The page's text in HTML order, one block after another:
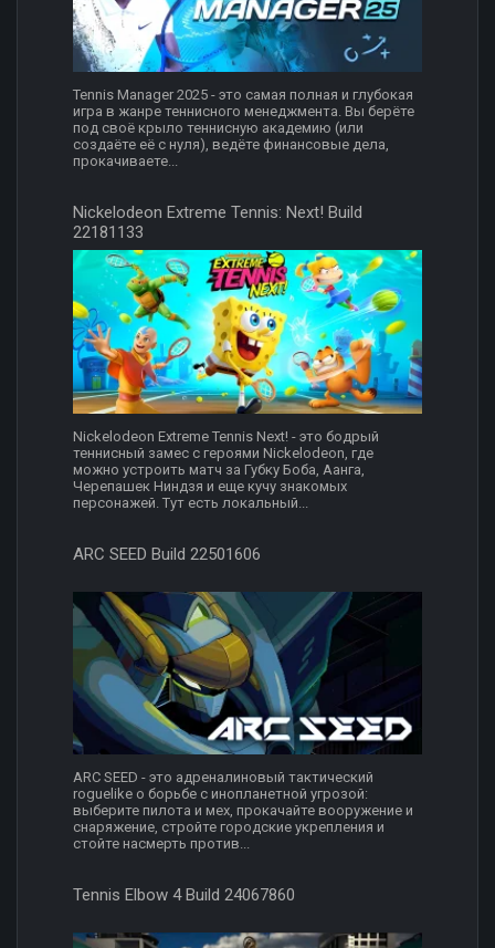
Tennis Manager 2025 - это самая полная и глубокая
игра в жанре теннисного менеджмента. Вы берёте
под своё крыло теннисную академию (или
создаёте её с нуля), ведёте финансовые дела,
прокачиваете...
Nickelodeon Extreme Tennis: Next! Build
22181133
Nickelodeon Extreme Tennis Next! - это бодрый
теннисный замес с героями Nickelodeon, где
можно устроить матч за Губку Боба, Аанга,
Черепашек Ниндзя и еще кучу знакомых
персонажей. Тут есть локальный...
ARC SEED Build 22501606
ARC SEED - это адреналиновый тактический
roguelike о борьбе с инопланетной угрозой:
выберите пилота и мех, прокачайте вооружение и
снаряжение, стройте городские укрепления и
стойте насмерть против...
Tennis Elbow 4 Build 24067860